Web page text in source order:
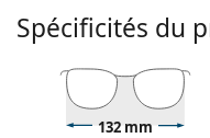
Voyez de quoi vous
la fonction d'essai
Monture de lunettes de
La couleur rose de
Spécificités du
132 mm